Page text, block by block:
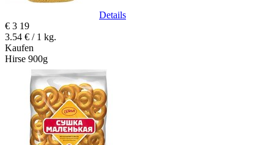
Details
€ 3 19
3.54 € / 1 kg.
Kaufen
Hirse 900g